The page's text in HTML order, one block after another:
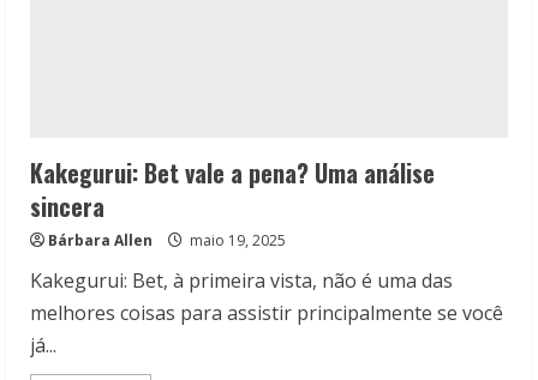
Kakegurui: Bet vale a pena? Uma análise
sincera
Bárbara Allen maio 19, 2025
Kakegurui: Bet, à primeira vista, não é uma das
melhores coisas para assistir principalmente se você
já...